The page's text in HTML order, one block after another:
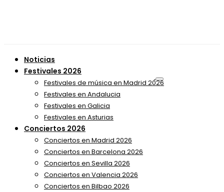
Noticias
Festivales 2026
Festivales de música en Madrid 2026
Festivales en Andalucia
Festivales en Galicia
Festivales en Asturias
Conciertos 2026
Conciertos en Madrid 2026
Conciertos en Barcelona 2026
Conciertos en Sevilla 2026
Conciertos en Valencia 2026
Conciertos en Bilbao 2026